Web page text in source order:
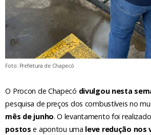
Foto: Prefeitura de Chapecó
O Procon de Chapecó divulgou nesta
pesquisa de preços dos combustíveis no
mês de junho. O levantamento foi
postos e apontou uma leve redução nos